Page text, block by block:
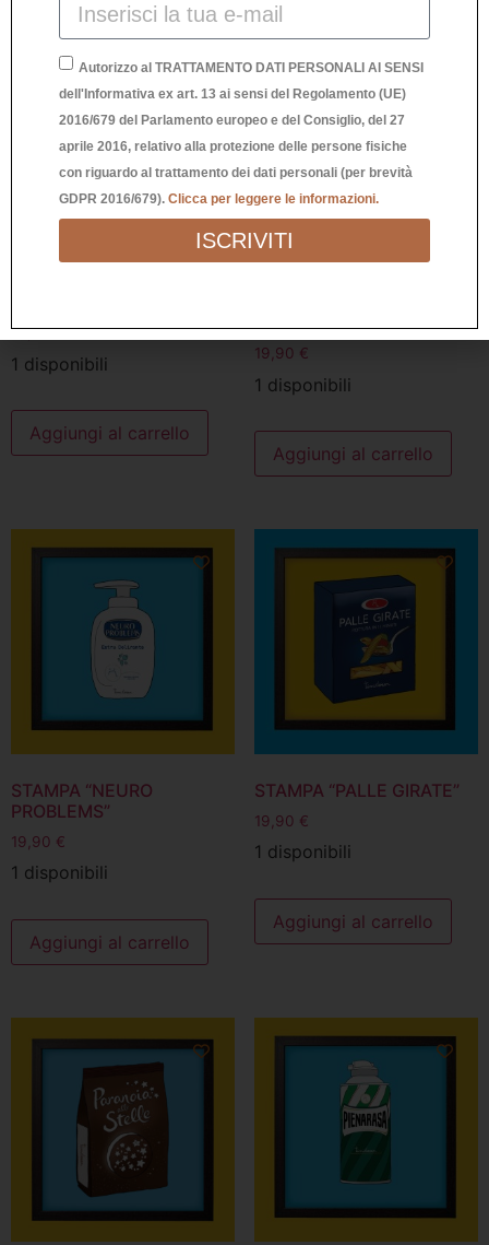
19,90€
1 disponibili
Aggiungi al carrello
DISAGIO”
19,90 €
1 disponibili
Aggiungi al carrello
STAMPA “NEURO
PROBLEMS”
19,90 €
1 disponibili
Aggiungi al carrello
STAMPA “PALLE GIRATE”
19,90 €
1 disponibili
Aggiungi al carrello
Autorizzo al TRATTAMENTO DATI PERSONALI AI SENSI
dell'Informativa ex art. 13 ai sensi del Regolamento (UE)
2016/679 del Parlamento europeo e del Consiglio, del 27
aprile 2016, relativo alla protezione delle persone fisiche
con riguardo al trattamento dei dati personali (per brevità
GDPR 2016/679). Clicca per leggere le informazioni.
ISCRIVITI